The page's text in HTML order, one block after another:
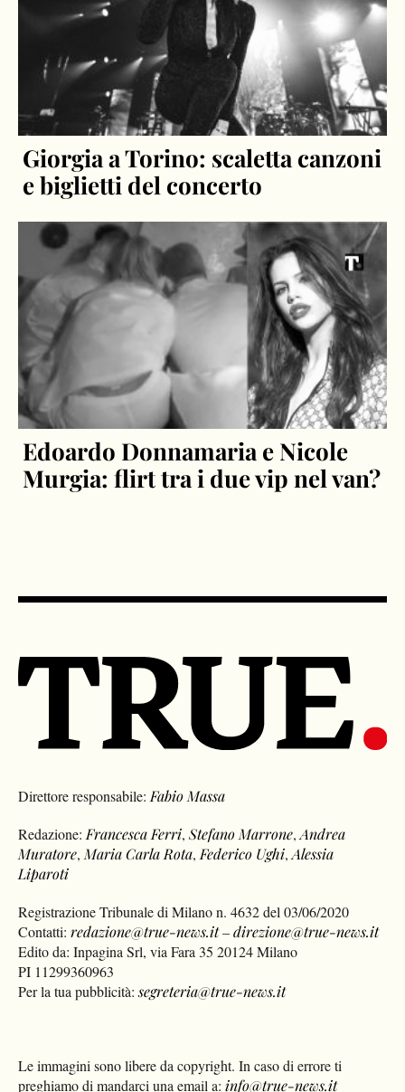
Giorgia a Torino: scaletta canzoni
e biglietti del concerto
Edoardo Donnamaria e Nicole
Murgia: flirt tra i due vip nel van?
Direttore responsabile: Fabio Massa
Redazione: Francesca Ferri,Stefano Marrone,Andrea
Muratore, Maria Carla Rota, Federico Ughi,Alessia
Liparoti
Registrazione Tribunale di Milano n. 4632 del 03/06/2020
Contatti:redazione@true-news.it–direzione@true-news.it
Edito da: Inpagina Srl, via Fara 35 20124 Milano
PI 11299360963
Per la tua pubblicità:segreteria@true-news.it
Le immagini sono libere da copyright. In caso di errore ti
preghiamo di mandarci una email a: info@true-news.it